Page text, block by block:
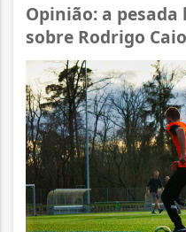
Opinião: a
sobre Rodrigo Caio